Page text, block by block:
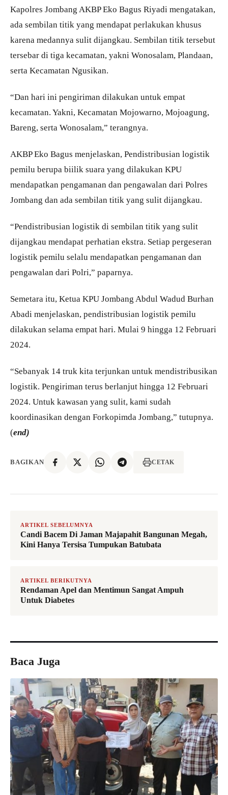
Kapolres Jombang AKBP Eko Bagus Riyadi mengatakan,
ada sembilan titik yang mendapat perlakukan khusus
karena medannya sulit dijangkau. Sembilan titik tersebut
tersebar di tiga kecamatan, yakni Wonosalam, Plandaan,
serta Kecamatan Ngusikan.
“Dan hari ini pengiriman dilakukan untuk empat
kecamatan. Yakni, Kecamatan Mojowarno, Mojoagung,
Bareng, serta Wonosalam,” terangnya.
AKBP Eko Bagus menjelaskan, Pendistribusian logistik
pemilu berupa biilik suara yang dilakukan KPU
mendapatkan pengamanan dan pengawalan dari Polres
Jombang dan ada sembilan titik yang sulit dijangkau.
“Pendistribusian logistik di sembilan titik yang sulit
dijangkau mendapat perhatian ekstra. Setiap pergeseran
logistik pemilu selalu mendapatkan pengamanan dan
pengawalan dari Polri,” paparnya.
Semetara itu, Ketua KPU Jombang Abdul Wadud Burhan
Abadi menjelaskan, pendistribusian logistik pemilu
dilakukan selama empat hari. Mulai 9 hingga 12 Februari
2024.
“Sebanyak 14 truk kita terjunkan untuk mendistribusikan
logistik. Pengiriman terus berlanjut hingga 12 Februari
2024. Untuk kawasan yang sulit, kami sudah
koordinasikan dengan Forkopimda Jombang,” tutupnya.
(end)
BAGIKAN CETAK
ARTIKEL SEBELUMNYA
Candi Bacem Di Jaman Majapahit Bangunan Megah,
Kini Hanya Tersisa Tumpukan Batubata
ARTIKEL BERIKUTNYA
Rendaman Apel dan Mentimun Sangat Ampuh
Untuk Diabetes
Baca Juga